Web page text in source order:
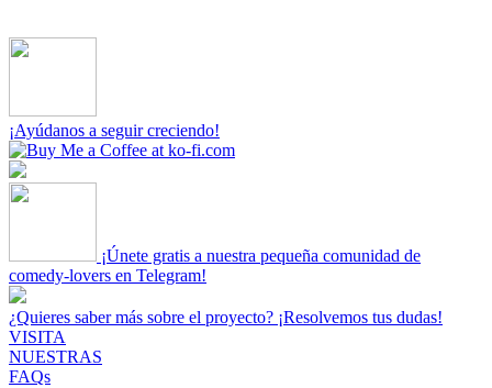
¡Ayúdanos a seguir creciendo!
¡Únete gratis a nuestra pequeña comunidad de
comedy-lovers en Telegram!
¿Quieres saber más sobre el proyecto? ¡Resolvemos tus dudas!
VISITA
NUESTRAS
FAQs